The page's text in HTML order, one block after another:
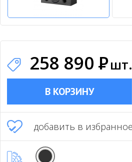
258 890 Ршт.
В КОРЗИНУ
добавить в избранное